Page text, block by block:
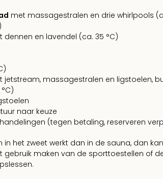
met massagestralen en drie whirlpools
en lavendel (ca. 35 °C)
jetstream, massagestralen en ligstoelen,
naar keuze
(tegen betaling, reserveren
in het zweet werkt dan in de sauna, dan
gebruik maken van de sporttoestellen of